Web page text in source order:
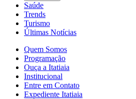
Saúde
Trends
Turismo
Últimas Notícias
Quem Somos
Programação
Ouça a Itatiaia
Institucional
Entre em Contato
Expediente Itatiaia